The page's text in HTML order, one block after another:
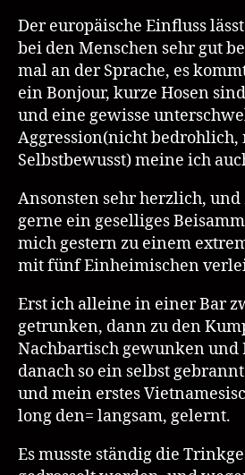
Der europäische Einfluss
bei den Menschen sehr gut
mal an der Sprache, es
ein Bonjour, kurze Hosen
und eine gewisse
Aggression(nicht bedrohlich,
Selbstbewusst) meine ich
Ansonsten sehr herzlich,
gerne ein geselliges
mich gestern zu einem
mit fünf Einheimischen
Erst ich alleine in einer Bar
getrunken, dann zu den
Nachbartisch gewunken und
danach so ein selbst
und mein erstes
long den= langsam, gelernt.
Es musste ständig die